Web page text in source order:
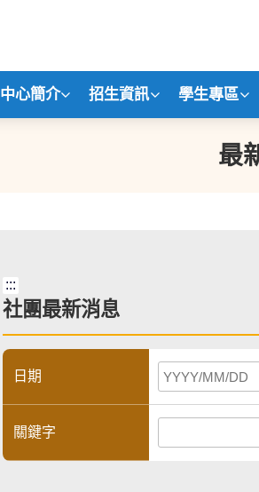
中心簡介 招生資訊 學生專區
最
:::
社團最新消息
日期
關鍵字